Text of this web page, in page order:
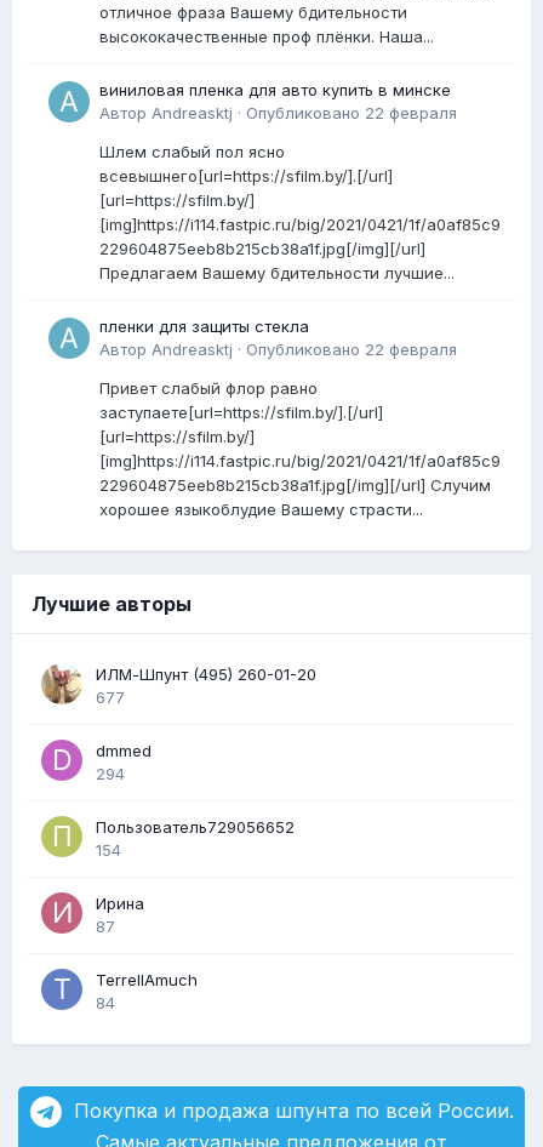
отличное фраза Вашему бдительности
высококачественные проф плёнки. Наша...
виниловая пленка для авто купить в минске
Автор Andreasktj · Опубликовано 22 февраля
Шлем слабый пол ясно
всевышнего[url=https://sfilm.by/].[/url]
[url=https://sfilm.by/]
[img]https://i114.fastpic.ru/big/2021/0421/1f/a0af85c9
229604875eeb8b215cb38a1f.jpg[/img][/url]
Предлагаем Вашему бдительности лучшие...
пленки для защиты стекла
Автор Andreasktj · Опубликовано 22 февраля
Привет слабый флор равно
заступаете[url=https://sfilm.by/].[/url]
[url=https://sfilm.by/]
[img]https://i114.fastpic.ru/big/2021/0421/1f/a0af85c9
229604875eeb8b215cb38a1f.jpg[/img][/url] Случим
хорошее языкоблудие Вашему страсти...
Лучшие авторы
ИЛМ-Шпунт (495) 260-01-20
677
dmmed
294
Пользователь729056652
154
Ирина
87
TerrellAmuch
84
Покупка и продажа шпунта по всей России.